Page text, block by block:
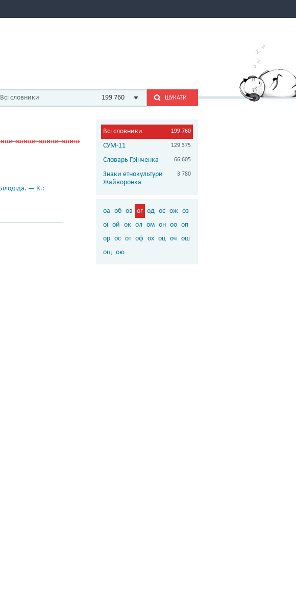
Всі словники 199 760 ШУКАТИ
— К.:
Всі словники 199 760
СУМ-11 129 375
Словарь Грінченка 66 605
Знаки етнокультури
Жайворонка
3 780
оа об ов ог од оє ож оз
ої ой ок ол ом он оо оп
ор ос от оф ох оц оч ош
ощ ою